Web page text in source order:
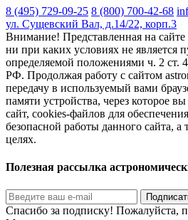
8 (495) 729-09-25 8 (800) 700-42-68
ул. Сущевский Вал, д.14/22, корп.3
Внимание! Представленная на
ни при каких условиях не является
определяемой положениями ч. 2 ст.
РФ. Продолжая работу с сайтом
передачу в используемый вами
памяти устройства, через которое
сайт, cookies-файлов для
безопасной работы данного сайта,
целях.
Полезная рассылка
Спасибо за подписку! Пожалуйста,